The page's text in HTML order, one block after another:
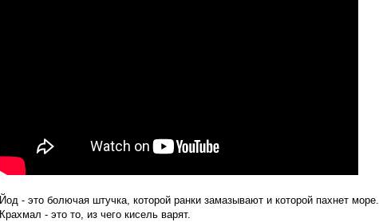
Йод - это болючая штучка, которой ранки замазывают и которой пахнет море.
Крахмал - это то, из чего кисель варят.